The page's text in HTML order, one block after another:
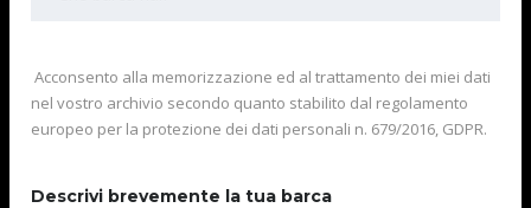
Acconsento alla memorizzazione ed al trattamento dei miei dati
nel vostro archivio secondo quanto stabilito dal regolamento
europeo per la protezione dei dati personali n. 679/2016, GDPR.
Descrivi brevemente la tua barca